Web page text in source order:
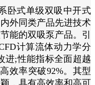
式单级双吸中开式
外同类产品先进技术
能的双吸泵产品。引
计算流体动力学分
进;性能指标全面超越
效率突破92%。其型
，具有高效率和高可